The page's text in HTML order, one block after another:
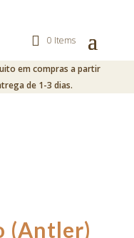
0 Items
em compras a partir
de 1-3 dias.
(Antler)